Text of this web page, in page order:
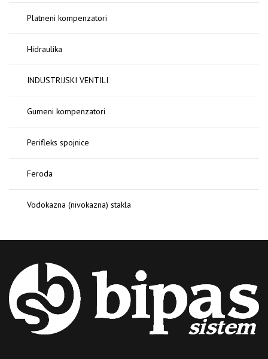
Platneni kompenzatori
Hidraulika
INDUSTRIJSKI VENTILI
Gumeni kompenzatori
Perifleks spojnice
Feroda
Vodokazna (nivokazna) stakla